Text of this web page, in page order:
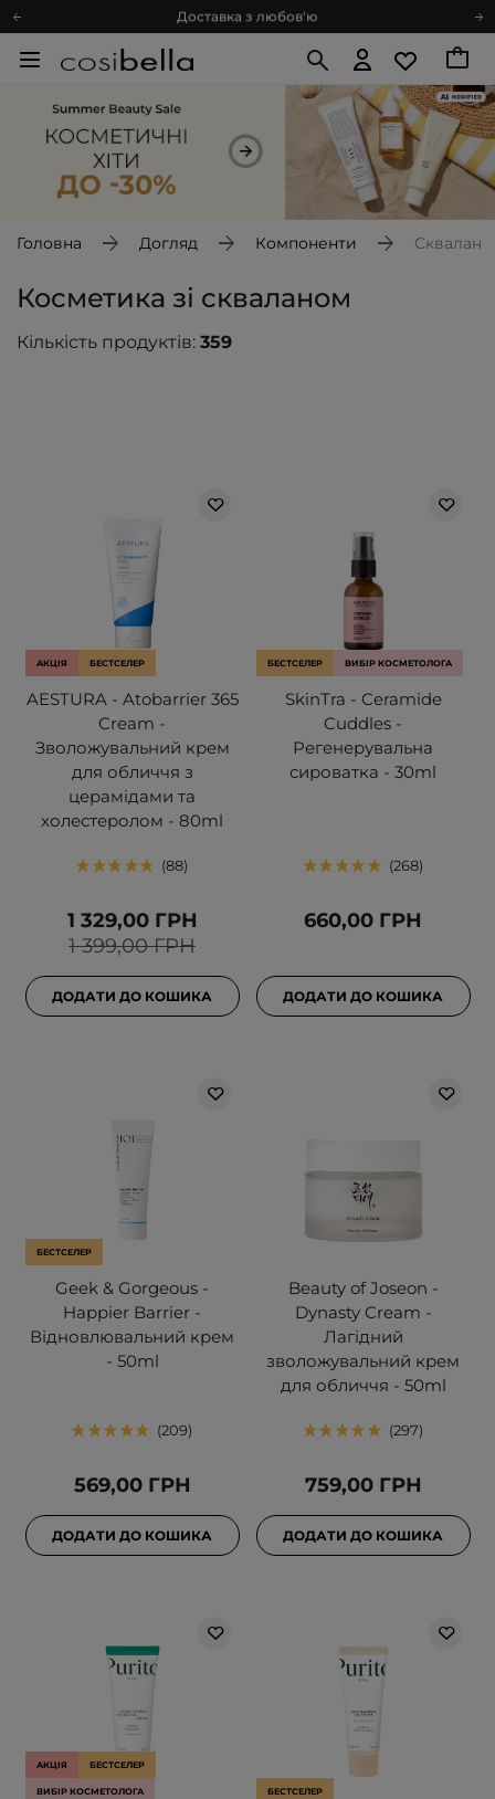
Доставка з любов'ю
Подарункові картки
Рекомендуй нас і отримуй ще більше балів
Запитай косметолога
Подарункові картки
Головна Догляд Компоненти Сквалан
Косметика зі скваланом
Кількість продуктів: 359
АКЦІЯ БЕСТСЕЛЕР
AESTURA - Atobarrier 365
Cream -
Зволожувальний крем
для обличчя з
церамідами та
холестеролом - 80ml
88
1 399,00 ГРН
1 329,00 ГРН
ДОДАТИ ДО КОШИКА
БЕСТСЕЛЕР ВИБІР КОСМЕТОЛОГА
SkinTra - Ceramide
Cuddles -
Регенерувальна
сироватка - 30ml
268
660,00 ГРН
ДОДАТИ ДО КОШИКА
БЕСТСЕЛЕР
Geek & Gorgeous -
Happier Barrier -
Відновлювальний крем
- 50ml
209
569,00 ГРН
ДОДАТИ ДО КОШИКА
Beauty of Joseon -
Dynasty Cream -
Лагідний
зволожувальний крем
для обличчя - 50ml
297
759,00 ГРН
ДОДАТИ ДО КОШИКА
АКЦІЯ БЕСТСЕЛЕР
ВИБІР КОСМЕТОЛОГА БЕСТСЕЛЕР